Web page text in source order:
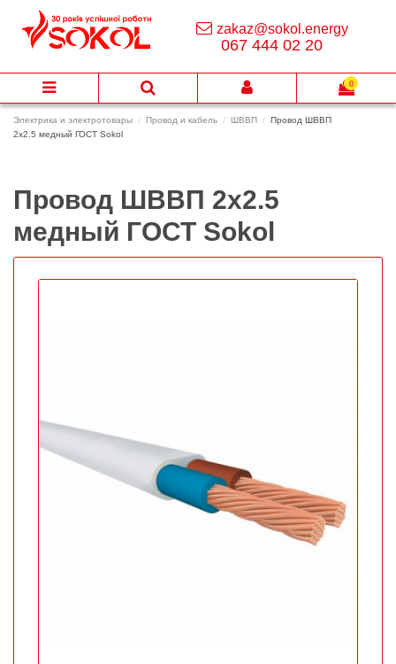
Электрика и электротовары Провод и кабель ШВВП
Провод ШВВП
2х2.5 медный ГОСТ Sokol
Провод ШВВП 2х2.5
медный ГОСТ Sokol
zakaz@sokol.energy
067 444 02 20
0